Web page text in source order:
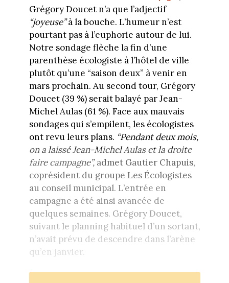
Grégory Doucet n’a que l’adjectif
“joyeuse”à la bouche. L’humeur n’est
pourtant pas à l’euphorie autour de lui.
Notre sondage flèche la fin d’une
parenthèse écologiste à l’hôtel de ville
plutôt qu’une “saison deux” à venir en
mars prochain. Au second tour, Grégory
Doucet (39 %) serait balayé par Jean-
Michel Aulas (61 %). Face aux mauvais
sondages qui s’empilent, les écologistes
ont revu leurs plans. “Pendant deux mois,
on a laissé Jean-Michel Aulas et la droite
faire campagne”,admet Gautier Chapuis,
coprésident du groupe Les Écologistes
au conseil municipal. L’entrée en
campagne a été ainsi avancée de
quelques semaines. Grégory Doucet,
suivant le planning habituel d’un sortant,
n’avait prévu de descendre dans l’arène
qu’en janvier.